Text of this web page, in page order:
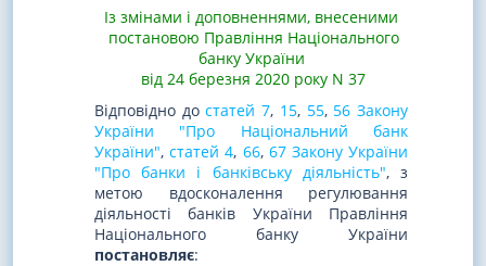
Із змінами і доповненнями, внесеними
постановою Правління Національного
банку України
від 24 березня 2020 року N 37
Відповідно достатей 7, 15, 55, 56 Закону
України "Про Національний банк
України",статей 4, 66, 67 Закону України
"Про банки і банківську діяльність", з
метою вдосконалення регулювання
діяльності банків України Правління
Національного банку України
постановляє: